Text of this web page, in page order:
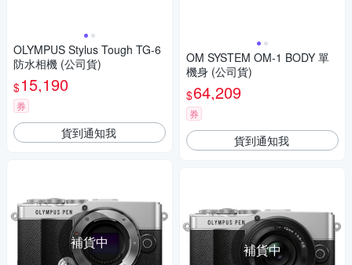
OLYMPUS Stylus Tough TG-6
防水相機 (公司貨)
$15,190
券
貨到通知我
補貨中
OM SYSTEM OM-1 BODY 單
機身 (公司貨)
$64,209
券
貨到通知我
補貨中